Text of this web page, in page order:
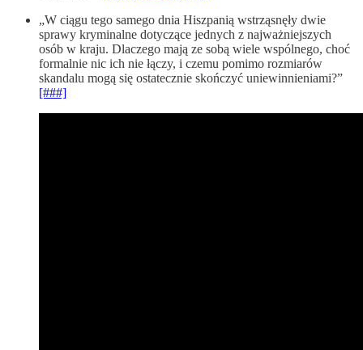
„W ciągu tego samego dnia Hiszpanią wstrząsnęły dwie
sprawy kryminalne dotyczące jednych z najważniejszych
osób w kraju. Dlaczego mają ze sobą wiele wspólnego, choć
formalnie nic ich nie łączy, i czemu pomimo rozmiarów
skandalu mogą się ostatecznie skończyć uniewinnieniami?”
[###]